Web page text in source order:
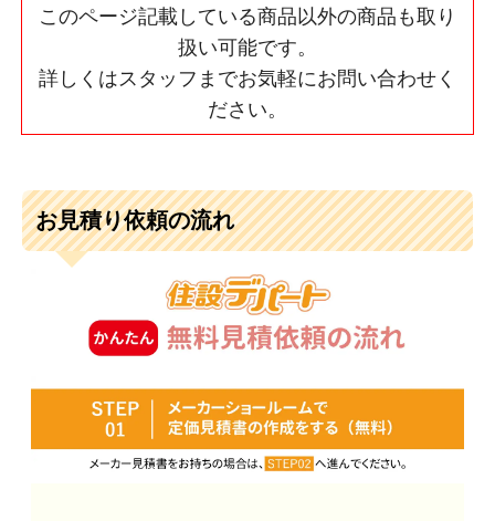
このページ記載している商品以外の商品も取り
扱い可能です。
詳しくはスタッフまでお気軽にお問い合わせく
ださい。
お見積り依頼の流れ